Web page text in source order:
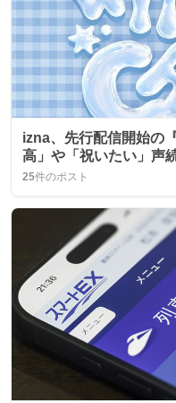
izna、先行配信開始の
高」や「祝いたい」声
25件のポスト